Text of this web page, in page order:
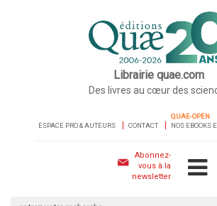
Librairie quae.com
Des livres au cœur des
ESPACE PRO & AUTEURS CONTACT
QUAE-OPEN
NOS EBOOKS
Abonnez-
vous à la
newsletter